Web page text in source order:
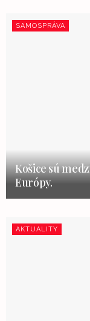
SAMOSPRÁVA
Košice sú
Európy.
AKTUALITY